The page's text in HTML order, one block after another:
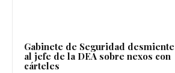
Gabinete de Seguridad desmiente
al jefe de la DEA sobre nexos con
cárteles